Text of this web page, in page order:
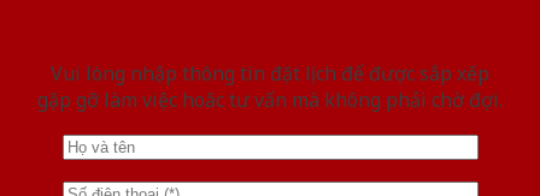
Vui lòng nhập thông tin đặt lịch để được sắp xếp
gặp gỡ làm việc hoăc tư vấn mà không phải chờ đợi.